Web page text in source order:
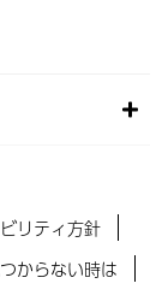
リティ方針
からない時は